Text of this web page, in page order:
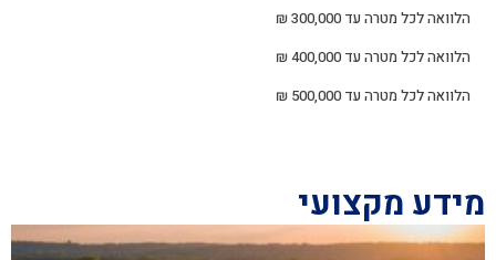
הלוואה לכל מטרה עד 300,000 ₪
הלוואה לכל מטרה עד 400,000 ₪
הלוואה לכל מטרה עד 500,000 ₪
מידע מקצועי